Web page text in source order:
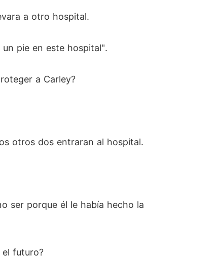
a otro hospital.
pie en este hospital".
a Carley?
otros dos entraran al hospital.
ser porque él le había hecho la
el futuro?